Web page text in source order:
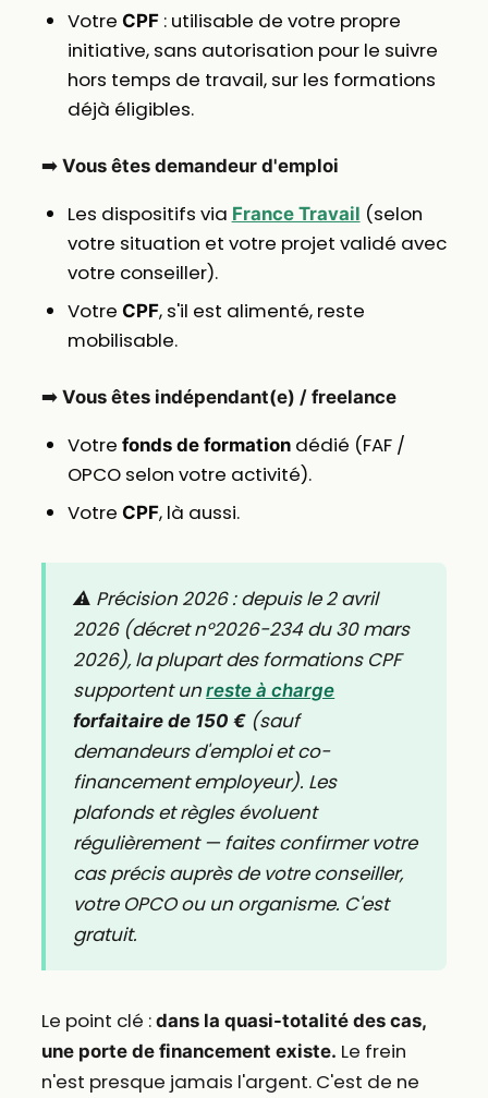
Votre CPF: utilisable de votre propre
initiative, sans autorisation pour le suivre
hors temps de travail, sur les formations
déjà éligibles.
➡️ Vous êtes demandeur d'emploi
Les dispositifs via France Travail (selon
votre situation et votre projet validé avec
votre conseiller).
Votre CPF, s'il est alimenté, reste
mobilisable.
➡️ Vous êtes indépendant(e) / freelance
Votre fonds de formationdédié (FAF /
OPCO selon votre activité).
Votre CPF, là aussi.
⚠️ Précision 2026 : depuis le 2 avril
2026 (décret n°2026-234 du 30 mars
2026), la plupart des formations CPF
supportent unreste à charge
forfaitaire de 150 € (sauf
demandeurs d'emploi et co-
financement employeur). Les
plafonds et règles évoluent
régulièrement — faites confirmer votre
cas précis auprès de votre conseiller,
votre OPCO ou un organisme. C'est
gratuit.
Le point clé : dans la quasi-totalité des cas,
une porte de financement existe. Le frein
n'est presque jamais l'argent. C'est de ne